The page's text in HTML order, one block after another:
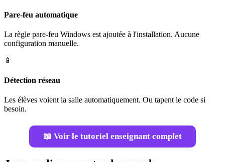
Pare-feu automatique
La règle pare-feu Windows est ajoutée à l'installation. Aucune
configuration manuelle.
📱
Détection réseau
Les élèves voient la salle automatiquement. Ou tapent le code si
besoin.
📖 Voir le tutoriel enseignant complet